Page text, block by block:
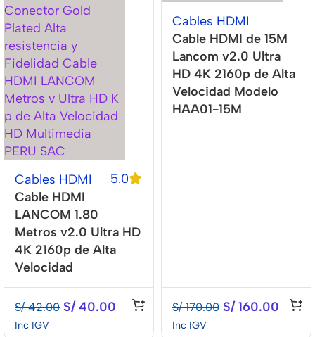
Cables HDMI
5.0
Cable HDMI
LANCOM 1.80
Metros v2.0 Ultra HD
4K 2160p de Alta
Velocidad
S/42.00 S/40.00
Inc IGV
Cables HDMI
Cable HDMI de 15M
Lancom v2.0 Ultra
HD 4K 2160p de Alta
Velocidad Modelo
HAA01-15M
S/170.00 S/160.00
Inc IGV